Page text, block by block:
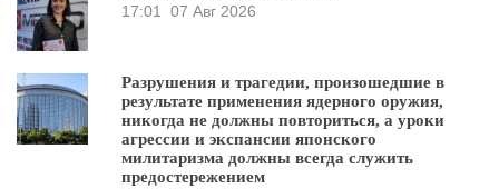
17:01 07 Авг 2026
Разрушения и трагедии, произошедшие в
результате применения ядерного оружия,
никогда не должны повториться, а уроки
агрессии и экспансии японского
милитаризма должны всегда служить
предостережением